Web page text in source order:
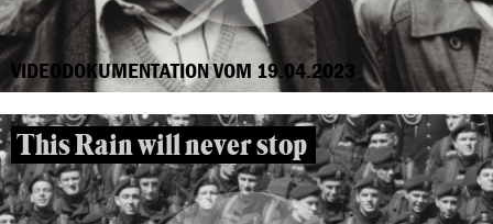
VIDEODOKUMENTATION VOM 19.04.2023
This Rain will never stop